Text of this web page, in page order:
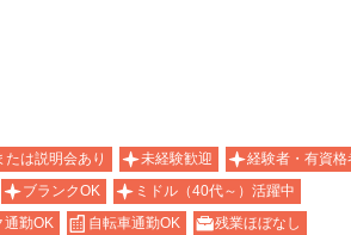
たは説明会あり 未経験歓迎
経験者・有資格
ブランクOK
ミドル（40代～）活躍中
通勤OK 自転車通勤OK
残業ほぼなし